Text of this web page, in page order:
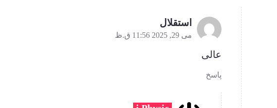
استقلال
می 29, 2025 11:56 ق.ظ
عالی
پاسخ